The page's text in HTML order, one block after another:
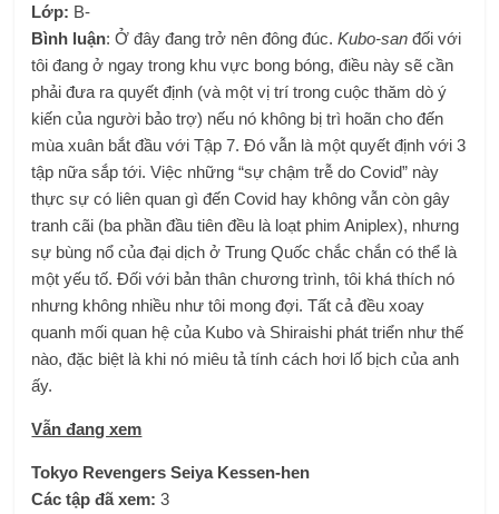
Lớp: B-
Bình luận: Ở đây đang trở nên đông đúc.Kubo-san đối với
tôi đang ở ngay trong khu vực bong bóng, điều này sẽ cần
phải đưa ra quyết định (và một vị trí trong cuộc thăm dò ý
kiến ​​​​của người bảo trợ) nếu nó không bị trì hoãn cho đến
mùa xuân bắt đầu với Tập 7. Đó vẫn là một quyết định với 3
tập nữa sắp tới. Việc những “sự chậm trễ do Covid” này
thực sự có liên quan gì đến Covid hay không vẫn còn gây
tranh cãi (ba phần đầu tiên đều là loạt phim Aniplex), nhưng
sự bùng nổ của đại dịch ở Trung Quốc chắc chắn có thể là
một yếu tố. Đối với bản thân chương trình, tôi khá thích nó
nhưng không nhiều như tôi mong đợi. Tất cả đều xoay
quanh mối quan hệ của Kubo và Shiraishi phát triển như thế
nào, đặc biệt là khi nó miêu tả tính cách hơi lố bịch của anh
ấy.
Vẫn đang xem
Tokyo Revengers Seiya Kessen-hen
Các tập đã xem: 3